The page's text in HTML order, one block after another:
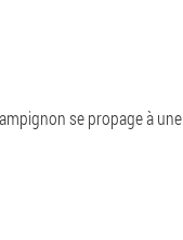
se propage à une